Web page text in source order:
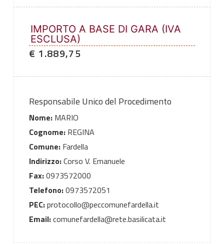
IMPORTO A BASE DI GARA (IVA
ESCLUSA)
€ 1.889,75
Responsabile Unico del Procedimento
Nome:MARIO
Cognome:REGINA
Comune:Fardella
Indirizzo:Corso V. Emanuele
Fax:0973572000
Telefono:0973572051
PEC:protocollo@peccomunefardella.it
Email:comunefardella@rete.basilicata.it